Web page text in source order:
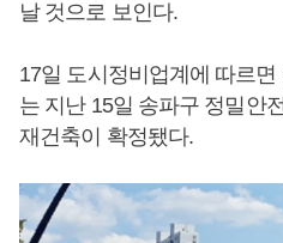
날 것으로 보인다.
17일 도시정비업계에 따르
는 지난 15일 송파구 정밀안
재건축이 확정됐다.